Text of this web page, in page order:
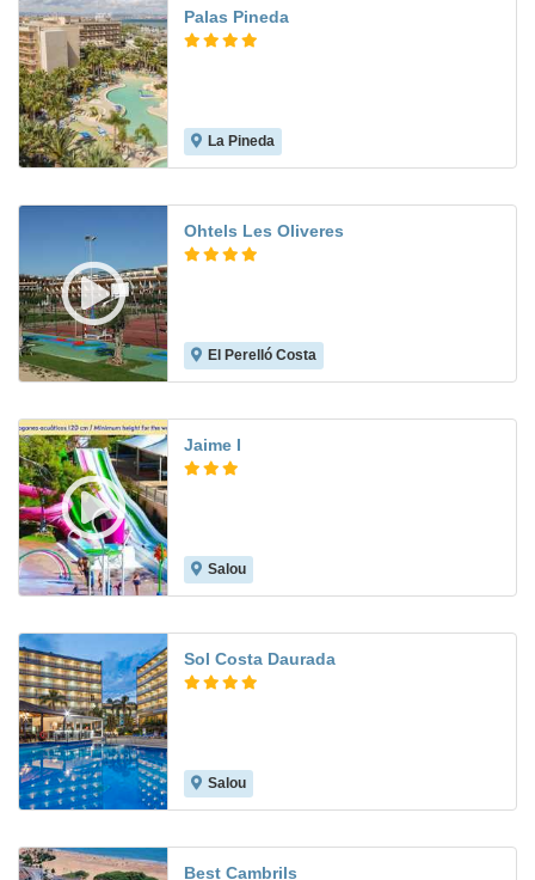
Palas Pineda
La Pineda
Ohtels Les Oliveres
El Perelló Costa
Jaime I
Salou
Sol Costa Daurada
Salou
Best Cambrils